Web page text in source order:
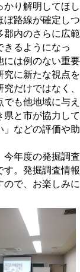
かり解明してほし
ぼ路線が確定しつ
郡内のさらに広範
きるようになっ
には例のない重要
究に新たな視点を
だけではなく、
も他地域に与え
県と市が協力して
」などの評価や助
今年度の発掘調査
す。発掘調査情報
ので、お楽しみに